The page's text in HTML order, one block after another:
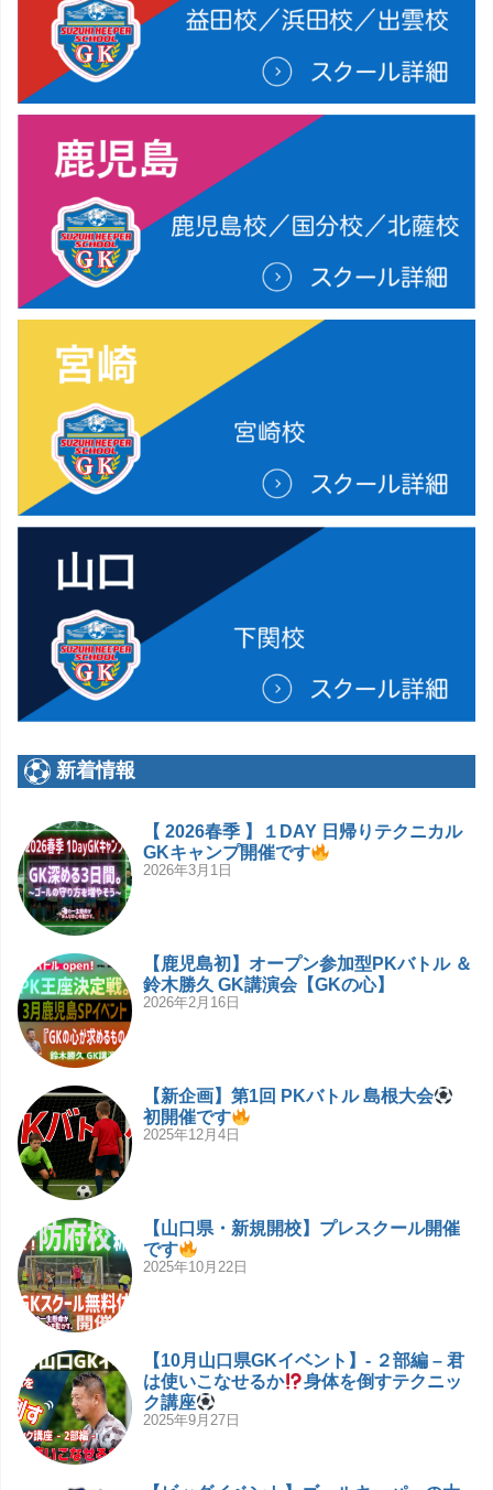
新着情報
【 2026春季 】１DAY 日帰りテクニカル
GKキャンプ開催です
2026年3月1日
【鹿児島初】オープン参加型PKバトル ＆
鈴木勝久 GK講演会【GKの心】
2026年2月16日
【新企画】第1回 PKバトル 島根大会
初開催です
2025年12月4日
【山口県・新規開校】プレスクール開催
です
2025年10月22日
【10月山口県GKイベント】- ２部編 – 君
は使いこなせるか
身体を倒すテクニッ
ク講座
2025年9月27日